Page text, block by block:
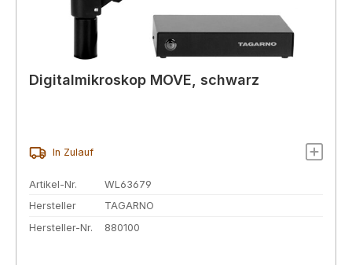
Digitalmikroskop MOVE, schwarz
In Zulauf
Artikel-Nr.
WL63679
Hersteller
TAGARNO
Hersteller-Nr.
880100